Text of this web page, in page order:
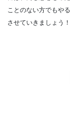
ことのない方でもや
させていきましょう！